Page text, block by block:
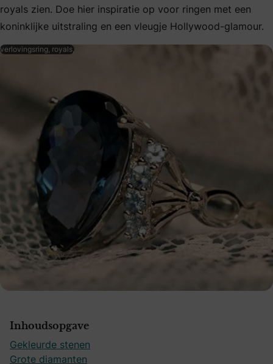
royals zien. Doe hier inspiratie op voor ringen met een
koninklijke uitstraling en een vleugje Hollywood-glamour.
verlovingsring, royals,
Inhoudsopgave
Gekleurde stenen
Grote diamanten